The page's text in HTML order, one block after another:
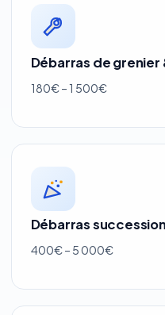
Débarras de grenier
180€ – 1 500€
Débarras
400€ – 5 000€